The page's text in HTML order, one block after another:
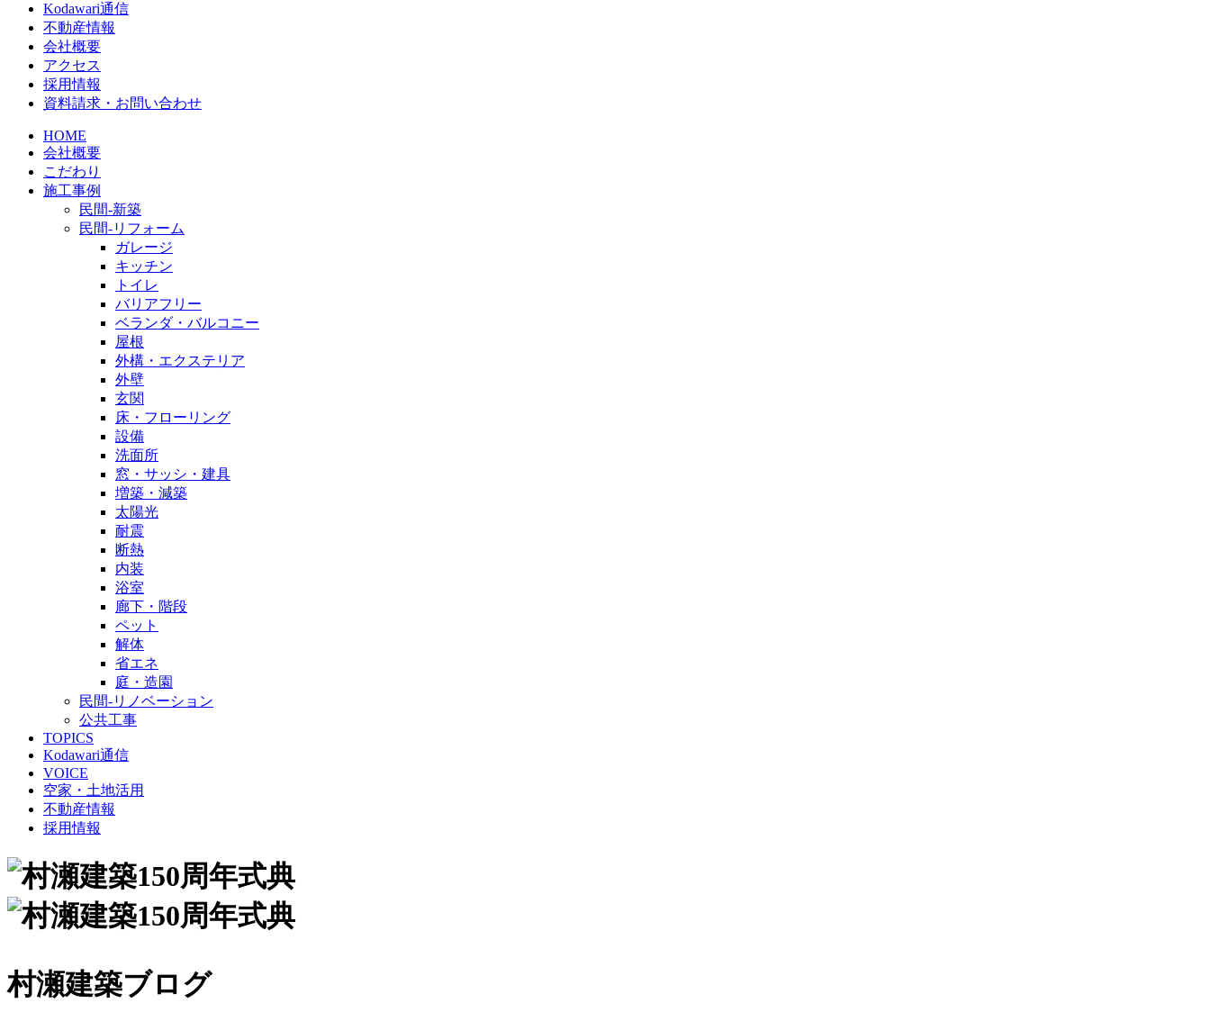
Kodawari通信
不動産情報
会社概要
アクセス
採用情報
資料請求・お問い合わせ
HOME
会社概要
こだわり
施工事例
民間-新築
民間-リフォーム
ガレージ
キッチン
トイレ
バリアフリー
ベランダ・バルコニー
屋根
外構・エクステリア
外壁
玄関
床・フローリング
設備
洗面所
窓・サッシ・建具
増築・減築
太陽光
耐震
断熱
内装
浴室
廊下・階段
ペット
解体
省エネ
庭・造園
民間-リノベーション
公共工事
TOPICS
Kodawari通信
VOICE
空家・土地活用
不動産情報
採用情報
村瀬建築ブログ